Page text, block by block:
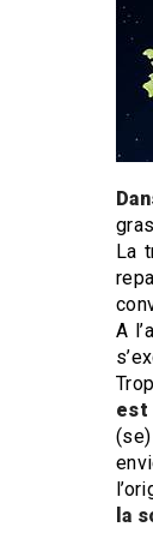
La
A
est
la